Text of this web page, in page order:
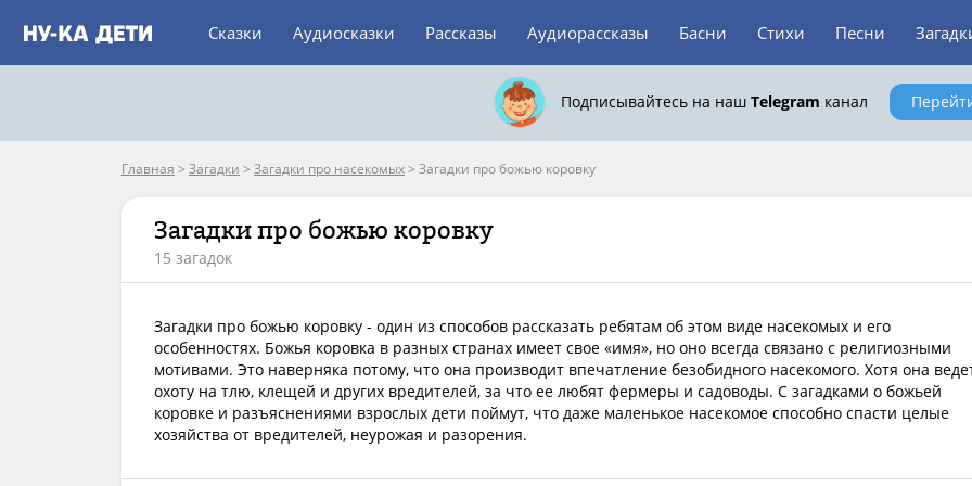
Сказки Аудиосказки Рассказы Аудиорассказы Басни Стихи Песни
Подписывайтесь на наш Telegram канал
Главная > Загадки > Загадки про насекомых> Загадки про божью коровку
Загадки про божью коровку
15 загадок
Загадки про божью коровку - один из способов рассказать ребятам об этом виде насекомых и его
особенностях. Божья коровка в разных странах имеет свое «имя», но оно всегда связано с религиозными
мотивами. Это наверняка потому, что она производит впечатление безобидного насекомого. Хотя она
охоту на тлю, клещей и других вредителей, за что ее любят фермеры и садоводы. С загадками о божьей
коровке и разъяснениями взрослых дети поймут, что даже маленькое насекомое способно спасти целые
хозяйства от вредителей, неурожая и разорения.